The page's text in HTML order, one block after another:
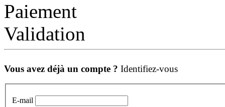
Paiement
Validation
Vous avez déjà un compte ? Identifiez-vous
E-mail